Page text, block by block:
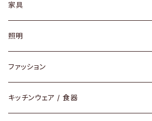
家具
ソファ / ベンチ
チェア / スツール
ダイニングセット / ダイニングテーブル
照明
ペンダントライト
テーブルランプ / デスクスタンド
ファッション
アクセサリー
キッチンウェア / 食器